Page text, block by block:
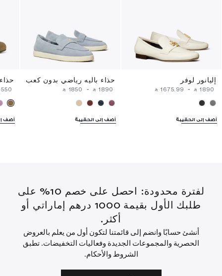
إليانور لوفر
‎ ⃁ ⁦1675.99⁩ ‎ - ‎ ⃁ ⁦1890⁩ ‎
أضف إلى الحقيبة
حذاء باليه رياضي بدون كعب
‎ ⃁ ⁦1850⁩ ‎ - ‎ ⃁ ⁦1890⁩ ‎
أضف إلى الحقيبة أضف
لفترة محدودة: احصل على خصم 10% على
طلبك الأول بقيمة 1000 درهم إماراتي أو
أكثر.
أنشئ حسابًا وانضم إلى قائمتنا لتكون أول من يعلم بالعروض
الحصرية والمجموعات الجديدة وفعاليات التخفيضات. تطبق
الشروط والأحكام.